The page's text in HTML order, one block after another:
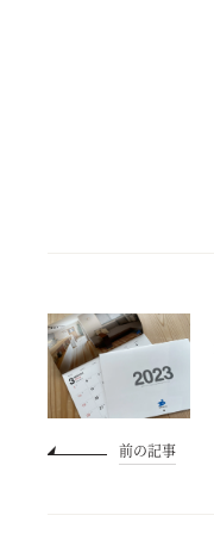
前の記事